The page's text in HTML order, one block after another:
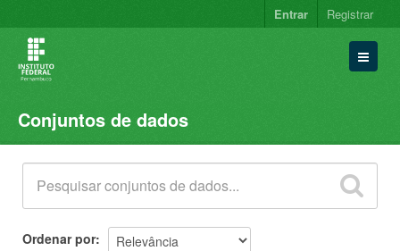
Entrar Registrar
Conjuntos de dados
Organizações
Grupos
Sobre
Conjuntos de dados
Ordenar por